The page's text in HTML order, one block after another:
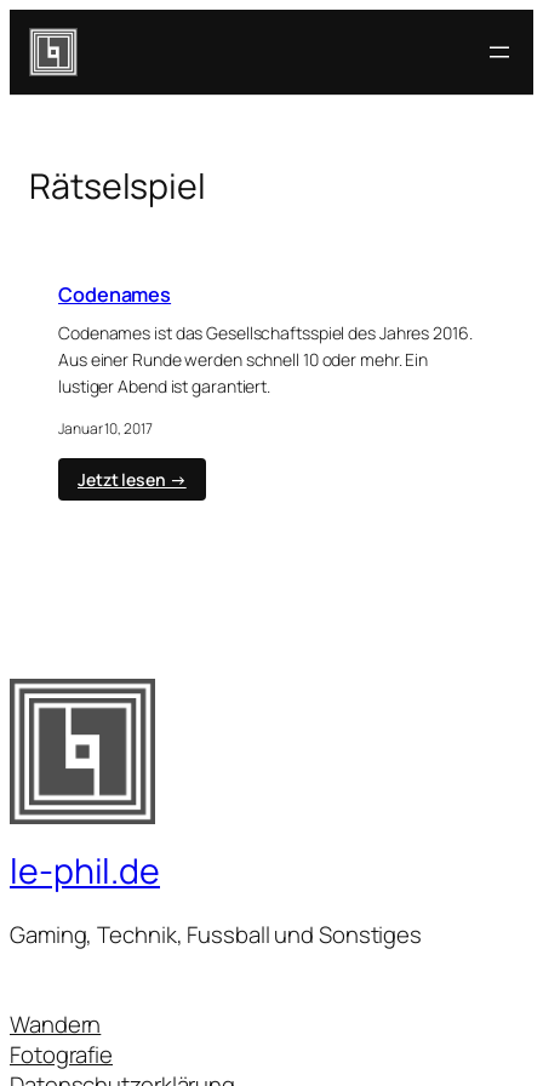
Zum
Inhalt
springen
Rätselspiel
Codenames
Codenames ist das Gesellschaftsspiel des Jahres 2016.
Aus einer Runde werden schnell 10 oder mehr. Ein
lustiger Abend ist garantiert.
Januar 10, 2017
Jetzt lesen →
Codenames
le-phil.de
Gaming, Technik, Fussball und Sonstiges
Wandern
Fotografie